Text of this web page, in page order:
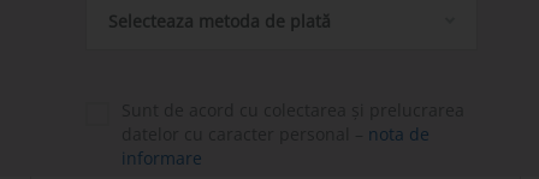
Selecteaza metoda de plată
nota de
informare